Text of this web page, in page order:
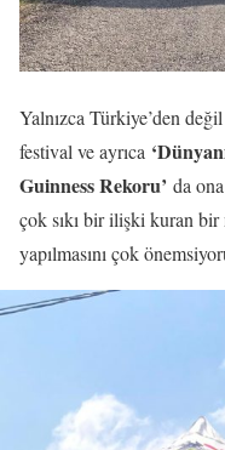
Yalnızca Türkiye’den
festival ve ayrıca
Guinness Rekoru’ da
çok sıkı bir ilişki kuran bir
yapılmasını çok